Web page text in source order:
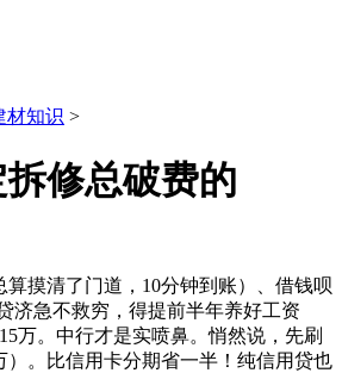
材知识 >
修总破费的
摸清了门道，10分钟到账）、借钱呗
济急不救穷，得提前半年养好工资
万。中行才是实喷鼻。悄然说，先刷
）。比信用卡分期省一半！纯信用贷也